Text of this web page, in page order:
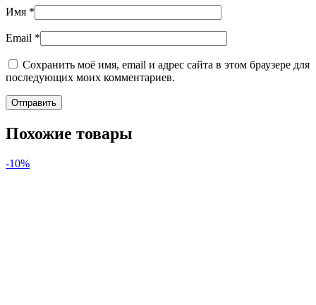
Имя *
Email *
Сохранить моё имя, email и адрес сайта в этом браузере для
последующих моих комментариев.
Похожие товары
-10%